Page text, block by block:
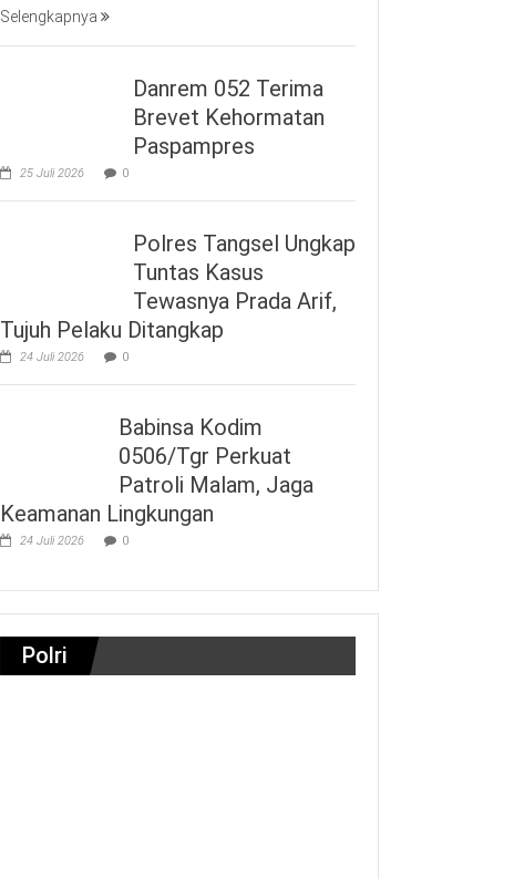
Selengkapnya
Danrem 052 Terima
Brevet Kehormatan
Paspampres
25 Juli 2026 0
Polres Tangsel Ungkap
Tuntas Kasus
Tewasnya Prada Arif,
Tujuh Pelaku Ditangkap
24 Juli 2026 0
Babinsa Kodim
0506/Tgr Perkuat
Patroli Malam, Jaga
Keamanan Lingkungan
24 Juli 2026 0
Polri